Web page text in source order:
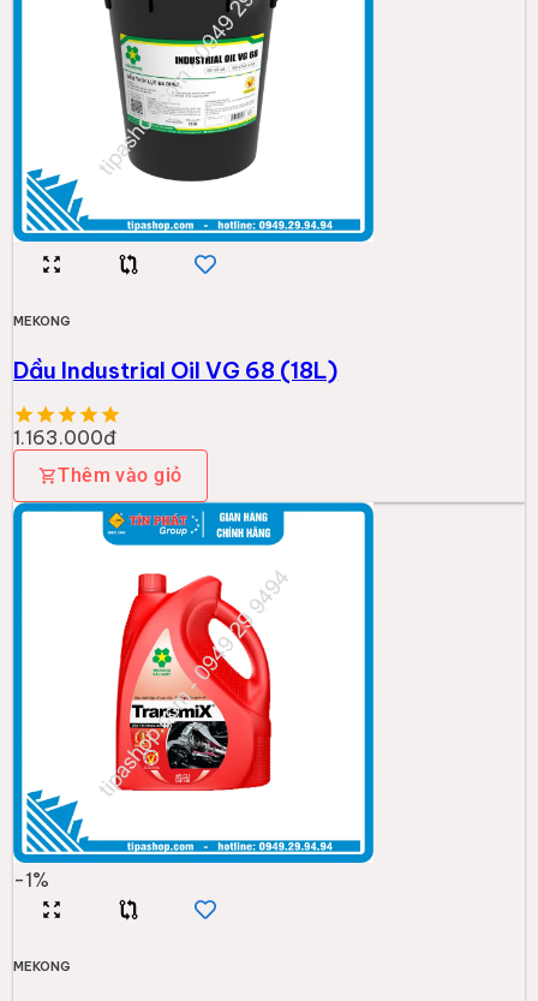
MEKONG
Dầu Industrial Oil VG 68 (18L)
1.163.000đ
Thêm vào giỏ
-1%
MEKONG